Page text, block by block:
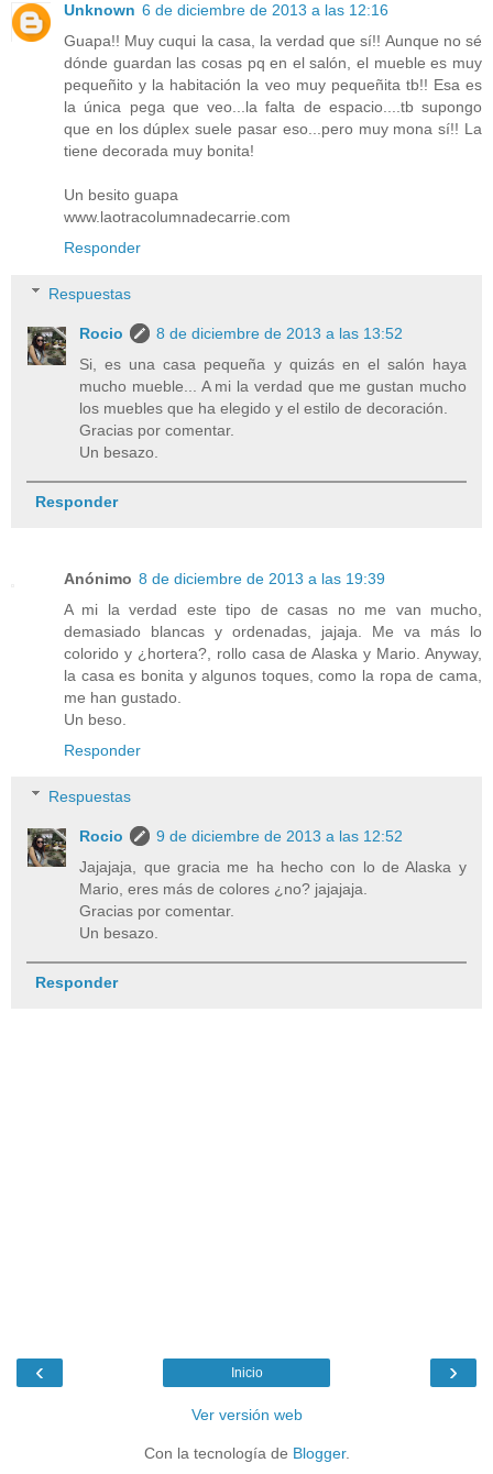
Unknown 6 de diciembre de 2013 a las 12:16
Guapa!! Muy cuqui la casa, la verdad que sí!! Aunque no sé
dónde guardan las cosas pq en el salón, el mueble es muy
pequeñito y la habitación la veo muy pequeñita tb!! Esa es
la única pega que veo...la falta de espacio....tb supongo
que en los dúplex suele pasar eso...pero muy mona sí!! La
tiene decorada muy bonita!
Un besito guapa
www.laotracolumnadecarrie.com
Responder
Respuestas
Rocio
8 de diciembre de 2013 a las 13:52
Si, es una casa pequeña y quizás en el salón haya
mucho mueble... A mi la verdad que me gustan mucho
los muebles que ha elegido y el estilo de decoración.
Gracias por comentar.
Un besazo.
Responder
Anónimo 8 de diciembre de 2013 a las 19:39
A mi la verdad este tipo de casas no me van mucho,
demasiado blancas y ordenadas, jajaja. Me va más lo
colorido y ¿hortera?, rollo casa de Alaska y Mario. Anyway,
la casa es bonita y algunos toques, como la ropa de cama,
me han gustado.
Un beso.
Responder
Respuestas
Rocio
9 de diciembre de 2013 a las 12:52
Jajajaja, que gracia me ha hecho con lo de Alaska y
Mario, eres más de colores ¿no? jajajaja.
Gracias por comentar.
Un besazo.
Responder
‹ ›
Inicio
Ver versión web
Con la tecnología de Blogger.